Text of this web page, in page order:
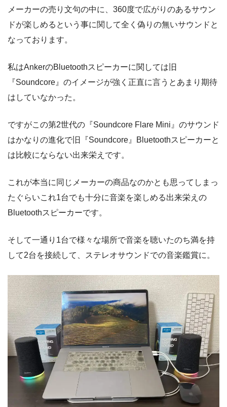
メーカーの売り文句の中に、360度で広がりのあるサウン
ドが楽しめるという事に関して全く偽りの無いサウンドと
なっております。
私はAnkerのBluetoothスピーカーに関しては旧
『Soundcore』のイメージが強く正直に言うとあまり期待
はしていなかった。
ですがこの第2世代の『Soundcore Flare Mini』のサウンド
はかなりの進化で旧『Soundcore』Bluetoothスピーカーと
は比較にならない出来栄えです。
これが本当に同じメーカーの商品なのかとも思ってしまっ
たぐらいこれ1台でも十分に音楽を楽しめる出来栄えの
Bluetoothスピーカーです。
そして一通り1台で様々な場所で音楽を聴いたのち満を持
して2台を接続して、ステレオサウンドでの音楽鑑賞に。